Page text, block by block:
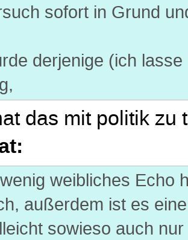
sofort in Grund
derjenige (ich
das mit politik zu
weibliches Echo
außerdem ist es
sowieso auch